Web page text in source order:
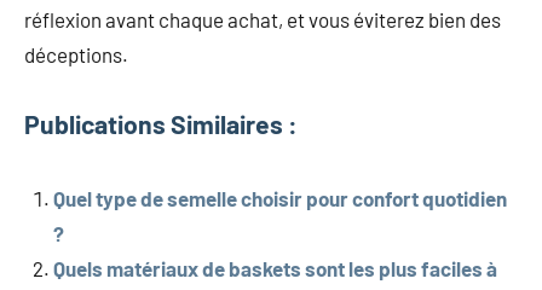
réflexion avant chaque achat, et vous éviterez bien des
déceptions.
Publications Similaires :
Quel type de semelle choisir pour confort quotidien
?
Quels matériaux de baskets sont les plus faciles à